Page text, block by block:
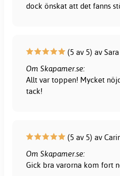
dock önskat att det fanns
(5 av 5) av
Om Skapamer.se:
Allt var toppen! Mycket
tack!
(5 av 5) av
Om Skapamer.se:
Gick bra varorna kom fort